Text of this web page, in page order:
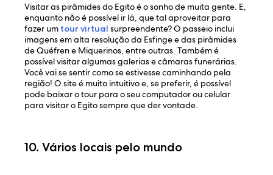
Visitar as pirâmides do Egito é o sonho de muita gente. E,
enquanto não é possível ir lá, que tal aproveitar para
fazer um tour virtual surpreendente? O passeio inclui
imagens em alta resolução da Esfinge e das pirâmides
de Quéfren e Miquerinos, entre outras. Também é
possível visitar algumas galerias e câmaras funerárias.
Você vai se sentir como se estivesse caminhando pela
região! O site é muito intuitivo e, se preferir, é possível
pode baixar o tour para o seu computador ou celular
para visitar o Egito sempre que der vontade.
10. Vários locais pelo mundo